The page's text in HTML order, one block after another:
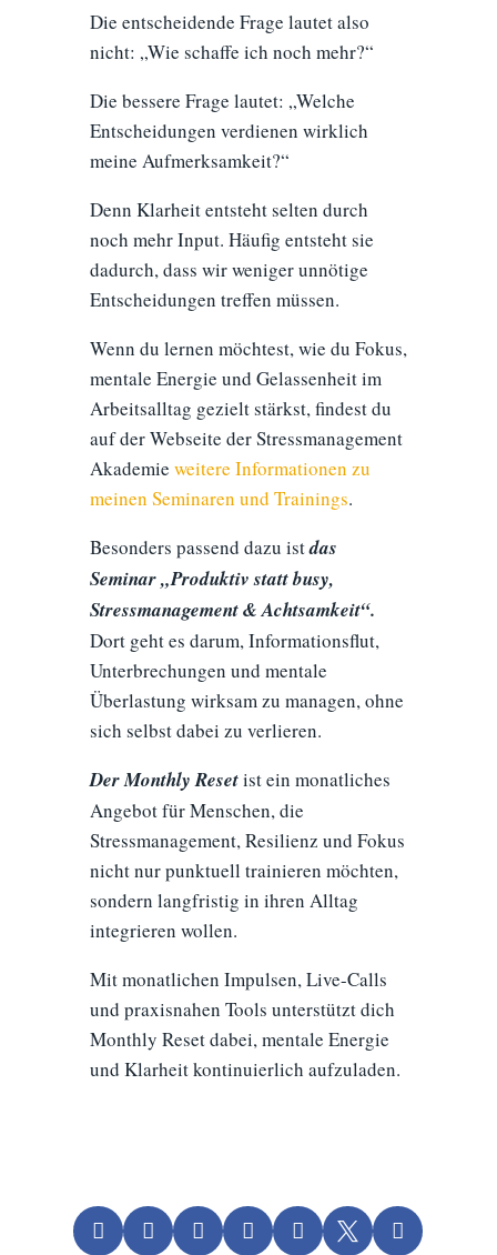
Die entscheidende Frage lautet also
nicht: „Wie schaffe ich noch mehr?“
Die bessere Frage lautet: „Welche
Entscheidungen verdienen wirklich
meine Aufmerksamkeit?“
Denn Klarheit entsteht selten durch
noch mehr Input. Häufig entsteht sie
dadurch, dass wir weniger unnötige
Entscheidungen treffen müssen.
Wenn du lernen möchtest, wie du Fokus,
mentale Energie und Gelassenheit im
Arbeitsalltag gezielt stärkst, findest du
auf der Webseite der Stressmanagement
Akademie weitere Informationen zu
meinen Seminaren und Trainings.
Besonders passend dazu istdas
Seminar „Produktiv statt busy,
Stressmanagement & Achtsamkeit“.
Dort geht es darum, Informationsflut,
Unterbrechungen und mentale
Überlastung wirksam zu managen, ohne
sich selbst dabei zu verlieren.
Der Monthly Resetist ein monatliches
Angebot für Menschen, die
Stressmanagement, Resilienz und Fokus
nicht nur punktuell trainieren möchten,
sondern langfristig in ihren Alltag
integrieren wollen.
Mit monatlichen Impulsen, Live-Calls
und praxisnahen Tools unterstützt dich
Monthly Reset dabei, mentale Energie
und Klarheit kontinuierlich aufzuladen.
      